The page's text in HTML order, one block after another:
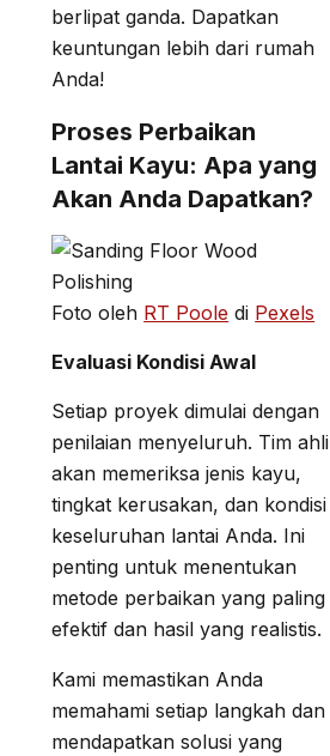
berlipat ganda. Dapatkan
keuntungan lebih dari rumah
Anda!
Proses Perbaikan
Lantai Kayu: Apa yang
Akan Anda Dapatkan?
Foto oleh RT Poole di Pexels
Evaluasi Kondisi Awal
Setiap proyek dimulai dengan
penilaian menyeluruh. Tim ahli
akan memeriksa jenis kayu,
tingkat kerusakan, dan kondisi
keseluruhan lantai Anda. Ini
penting untuk menentukan
metode perbaikan yang paling
efektif dan hasil yang realistis.
Kami memastikan Anda
memahami setiap langkah dan
mendapatkan solusi yang